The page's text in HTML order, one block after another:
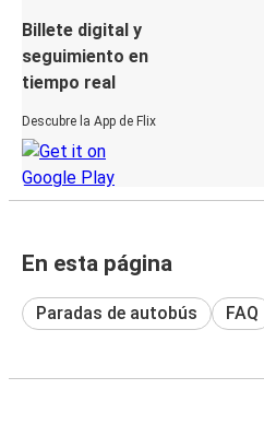
Billete digital y
seguimiento en
tiempo real
Descubre la App de Flix
En esta página
Paradas de autobús FAQ